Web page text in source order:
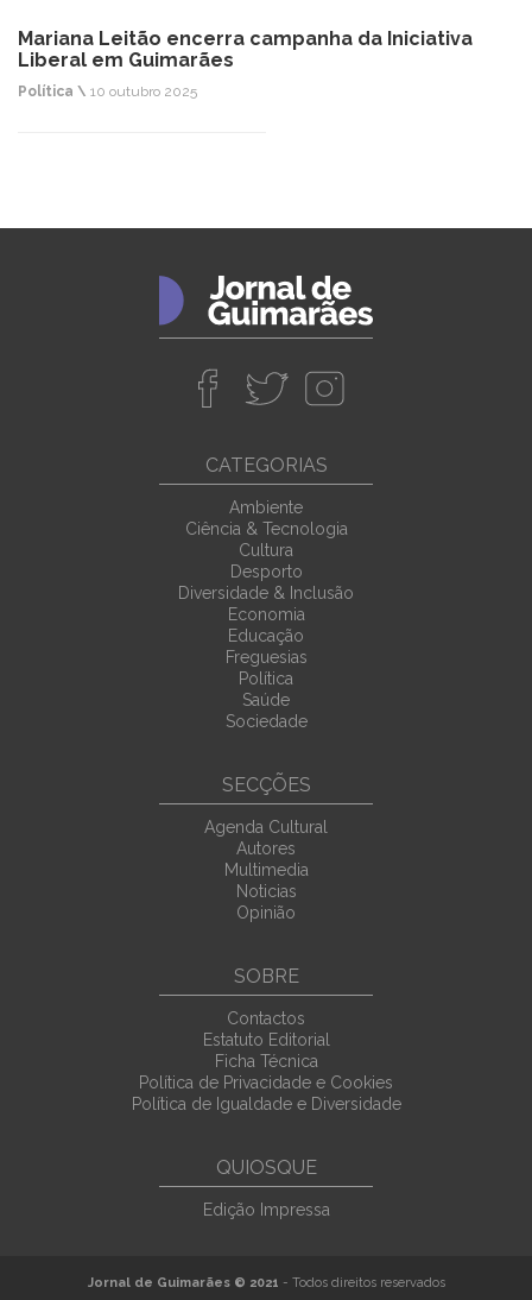
Mariana Leitão encerra campanha da Iniciativa
Liberal em Guimarães
Política \ 10 outubro 2025
CATEGORIAS
Ambiente
Ciência & Tecnologia
Cultura
Desporto
Diversidade & Inclusão
Economia
Educação
Freguesias
Política
Saúde
Sociedade
SECÇÕES
Agenda Cultural
Autores
Multimedia
Noticias
Opinião
SOBRE
Contactos
Estatuto Editorial
Ficha Técnica
Política de Privacidade e Cookies
Política de Igualdade e Diversidade
QUIOSQUE
Edição Impressa
Jornal de Guimarães © 2021 - Todos direitos reservados